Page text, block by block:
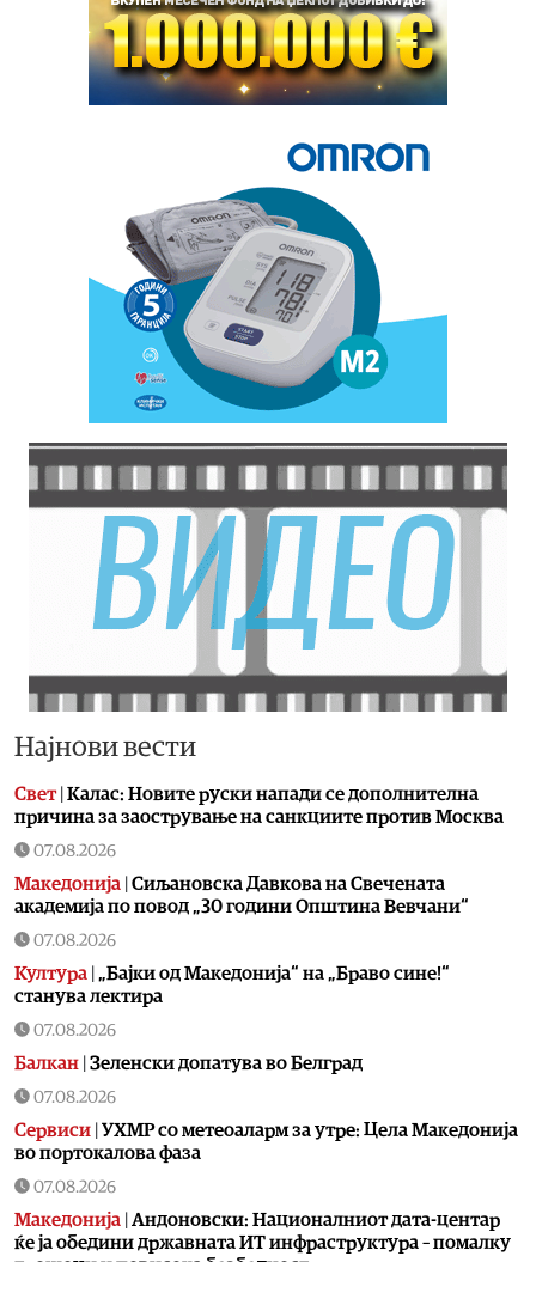
Најнови вести
Свет| Калас: Новите руски напади се дополнителна
причина за заострување на санкциите против Москва
07.08.2026
Македонија Сиљановска Давкова на Свечената
академија по повод „30 години Општина Вевчани“
07.08.2026
Култура „Бајки од Македонија“ на „Браво сине!“
станува лектира
07.08.2026
Балкан Зеленски допатува во Белград
07.08.2026
Сервиси УХМР со метеоаларм за утре: Цела Македонија
во портокалова фаза
07.08.2026
Македонија Андоновски: Националниот дата-центар
ќе ја обедини државната ИТ инфраструктура – помалку
трошоци и повисока безбедност